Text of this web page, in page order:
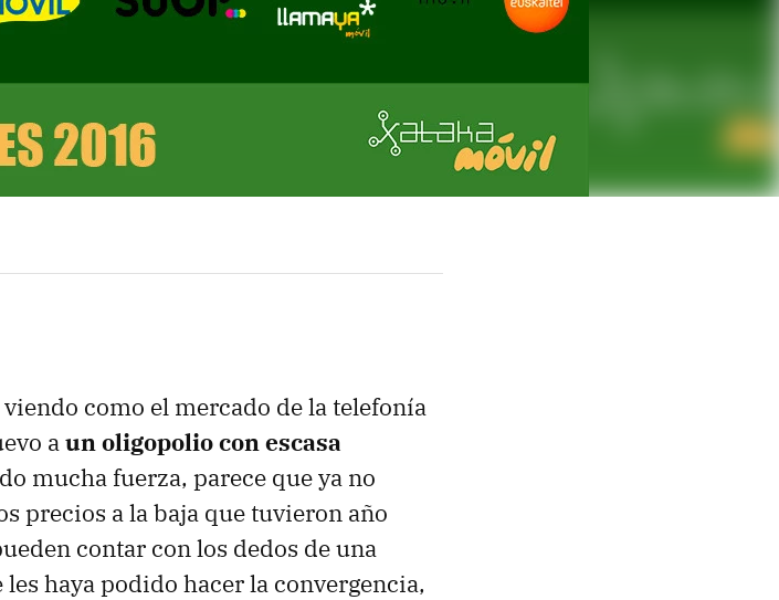
como el mercado de la telefonía
aun oligopolio con escasa
mucha fuerza, parece que ya no
precios a la baja que tuvieron año
contar con los dedos de una
haya podido hacer la convergencia,